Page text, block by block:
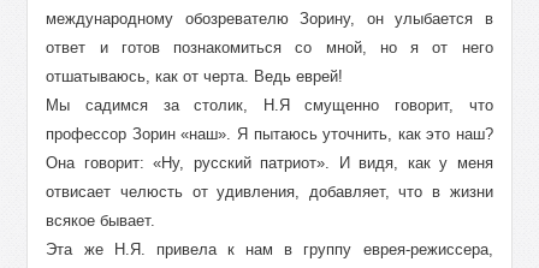
международному обозревателю Зорину, он улыбается в
ответ и готов познакомиться со мной, но я от него
отшатываюсь, как от черта. Ведь еврей!
Мы садимся за столик, Н.Я смущенно говорит, что
профессор Зорин «наш». Я пытаюсь уточнить, как это наш?
Она говорит: «Ну, русский патриот». И видя, как у меня
отвисает челюсть от удивления, добавляет, что в жизни
всякое бывает.
Эта же Н.Я. привела к нам в группу еврея-режиссера,